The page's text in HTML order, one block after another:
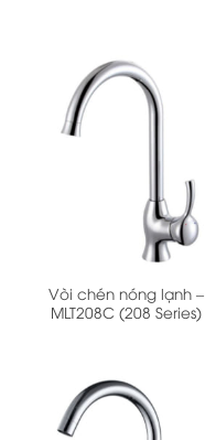
Vòi chén nóng lạnh –
MLT208C (208 Series)